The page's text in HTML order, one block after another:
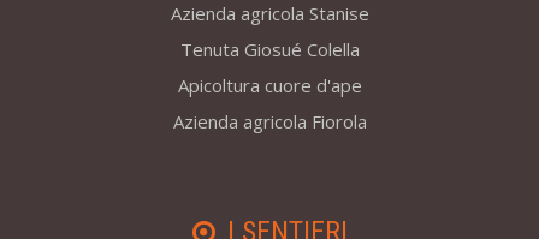
Azienda agricola Stanise
Tenuta Giosué Colella
Apicoltura cuore d'ape
Azienda agricola Fiorola